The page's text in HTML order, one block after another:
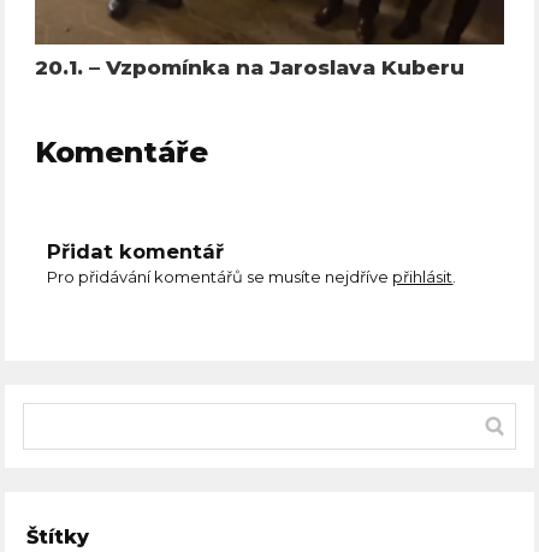
20.1. – Vzpomínka na Jaroslava Kuberu
Komentáře
Přidat komentář
Pro přidávání komentářů se musíte nejdříve přihlásit.
Štítky